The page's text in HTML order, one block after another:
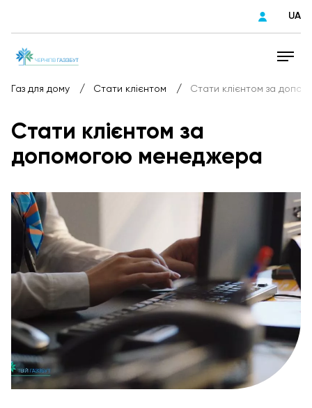
UA
Газ для дому / Стати клієнтом / Стати клієнтом за
Стати клієнтом за
допомогою менеджера